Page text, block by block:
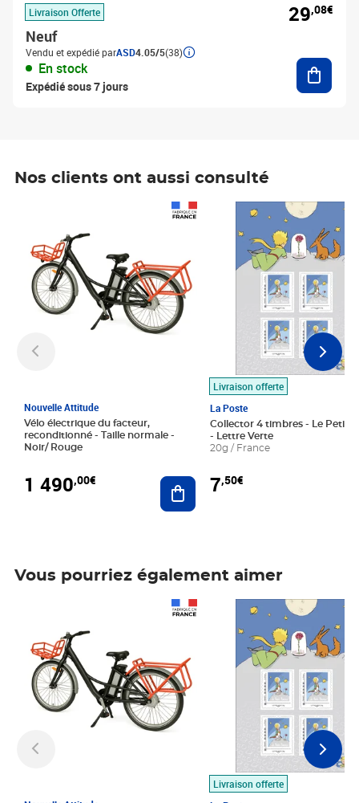
Livraison Offerte
Neuf
Vendu et expédié parASD4.05/5(38)
En stock
Expédié sous 7 jours
29,08€
Nos clients ont aussi consulté
Nouvelle Attitude
Vélo électrique du facteur,
reconditionné - Taille normale -
Noir/ Rouge
1 490,00€ Ajouter au panier
Livraison offerte
La Poste
Collector 4 timbres - Le Petit
- Lettre Verte
20g / France
7,50€
Prix 7,50€
Vous pourriez également aimer
Livraison offerte
Prix 7,50€